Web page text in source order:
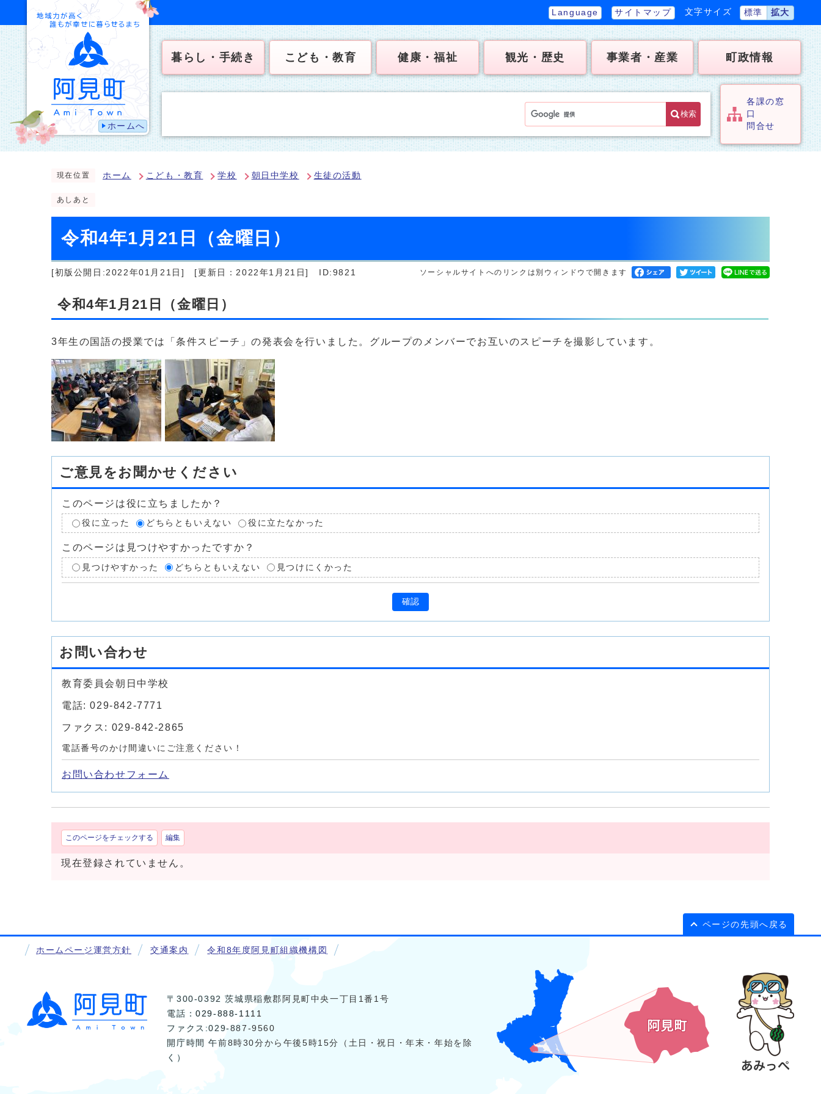
ホームへ
Language サイトマップ 文字サイズ 標準 拡大
暮らし・手続き こども・教育 健康・福祉 観光・歴史 事業者・産業 町政情報
検索
各課の窓
口
問合せ
現在位置 ホーム こども・教育 学校 朝日中学校 生徒の活動
あしあと
令和4年1月21日（金曜日）
[初版公開日:2022年01月21日] [更新日：2022年1月21日] ID:9821 ソーシャルサイトへのリンクは別ウィンドウで開きます
令和4年1月21日（金曜日）
3年生の国語の授業では「条件スピーチ」の発表会を行いました。グループのメンバーでお互いのスピーチを撮影しています。
ご意見をお聞かせください
このページは役に立ちましたか？
役に立った どちらともいえない 役に立たなかった
このページは見つけやすかったですか？
見つけやすかった どちらともいえない 見つけにくかった
確認
お問い合わせ
教育委員会朝日中学校
電話: 029-842-7771
ファクス: 029-842-2865
電話番号のかけ間違いにご注意ください！
お問い合わせフォーム
このページをチェックする 編集
現在登録されていません。
ページの先頭へ戻る
ホームページ運営方針 交通案内 令和8年度阿見町組織機構図
〒300-0392 茨城県稲敷郡阿見町中央一丁目1番1号
電話：029-888-1111
ファクス:029-887-9560
開庁時間 午前8時30分から午後5時15分（土日・祝日・年末・年始を除
く）